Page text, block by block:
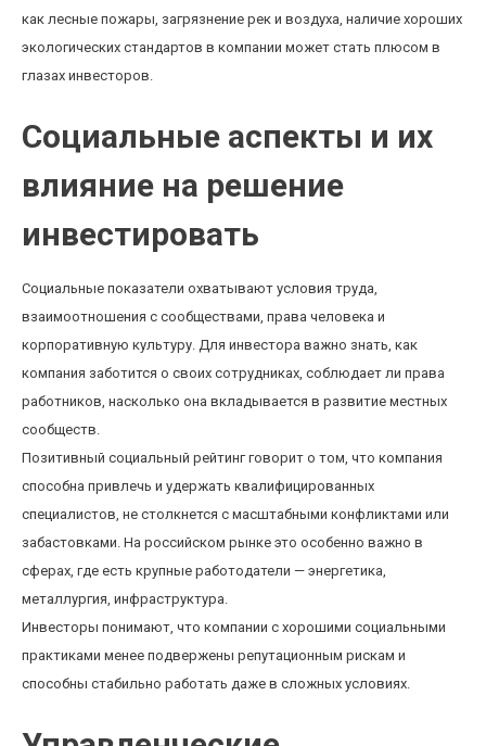
как лесные пожары, загрязнение рек и воздуха, наличие хороших
экологических стандартов в компании может стать плюсом в
глазах инвесторов.
Социальные аспекты и их
влияние на решение
инвестировать
Социальные показатели охватывают условия труда,
взаимоотношения с сообществами, права человека и
корпоративную культуру. Для инвестора важно знать, как
компания заботится о своих сотрудниках, соблюдает ли права
работников, насколько она вкладывается в развитие местных
сообществ.
Позитивный социальный рейтинг говорит о том, что компания
способна привлечь и удержать квалифицированных
специалистов, не столкнется с масштабными конфликтами или
забастовками. На российском рынке это особенно важно в
сферах, где есть крупные работодатели — энергетика,
металлургия, инфраструктура.
Инвесторы понимают, что компании с хорошими социальными
практиками менее подвержены репутационным рискам и
способны стабильно работать даже в сложных условиях.